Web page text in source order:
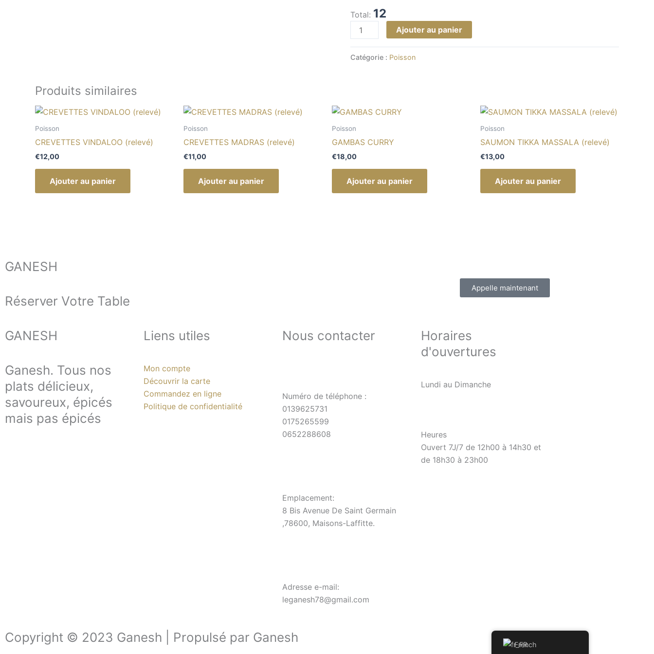
Total: 12
Ajouter au panier
Catégorie : Poisson
Produits similaires
Poisson
CREVETTES VINDALOO (relevé)
€12,00
Ajouter au panier
Poisson
CREVETTES MADRAS (relevé)
€11,00
Ajouter au panier
Poisson
GAMBAS CURRY
€18,00
Ajouter au panier
Poisson
SAUMON TIKKA MASSALA (relevé)
€13,00
Ajouter au panier
GANESH
Réserver Votre Table
Appelle maintenant
GANESH
Ganesh. Tous nos
plats délicieux,
savoureux, épicés
mais pas épicés
Liens utiles
Mon compte
Découvrir la carte
Commandez en ligne
Politique de confidentialité
Nous contacter
Numéro de téléphone :
0139625731
0175265599
0652288608
Emplacement:
8 Bis Avenue De Saint Germain
,78600, Maisons-Laffitte.
Adresse e-mail:
leganesh78@gmail.com
Horaires
d'ouvertures
Lundi au Dimanche
Heures
Ouvert 7J/7 de 12h00 à 14h30 et
de 18h30 à 23h00
Copyright © 2023 Ganesh | Propulsé par Ganesh French